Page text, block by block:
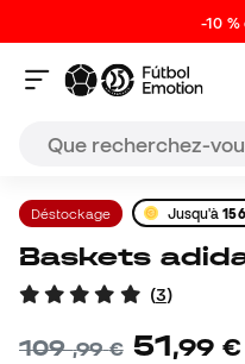
-10
Déstockage Jusqu'à156
Baskets
(3)
109,99 € 51,99 €